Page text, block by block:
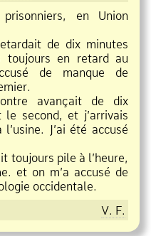
en Union
de dix minutes
toujours en retard au
de manque de
avançait de dix
second, et j’arrivais
J’ai été accusé
pile à l’heure,
et on m’a accusé de
occidentale.
V. F.